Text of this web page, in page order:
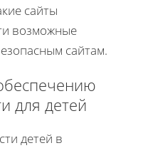
сайты
возможные
сайтам.
для детей
детей в